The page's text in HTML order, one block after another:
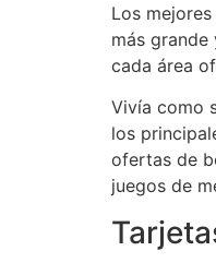
Los
más
cada área
Vivía como
los
ofertas de
juegos de